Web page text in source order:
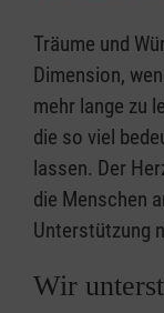
Träume und
Dimension,
mehr lange zu
die so viel
lassen. Der
die Menschen
Unterstützung
Wir